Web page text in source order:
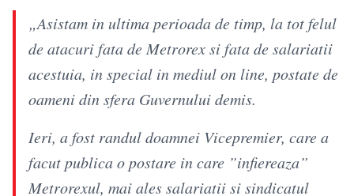
„Asistam in ultima perioada de timp, la tot felul
de atacuri fata de Metrorex si fata de salariatii
acestuia, in special in mediul on line, postate de
oameni din sfera Guvernului demis.
Ieri, a fost randul doamnei Vicepremier, care a
facut publica o postare in care ”infiereaza”
Metrorexul, mai ales salariatii si sindicatul